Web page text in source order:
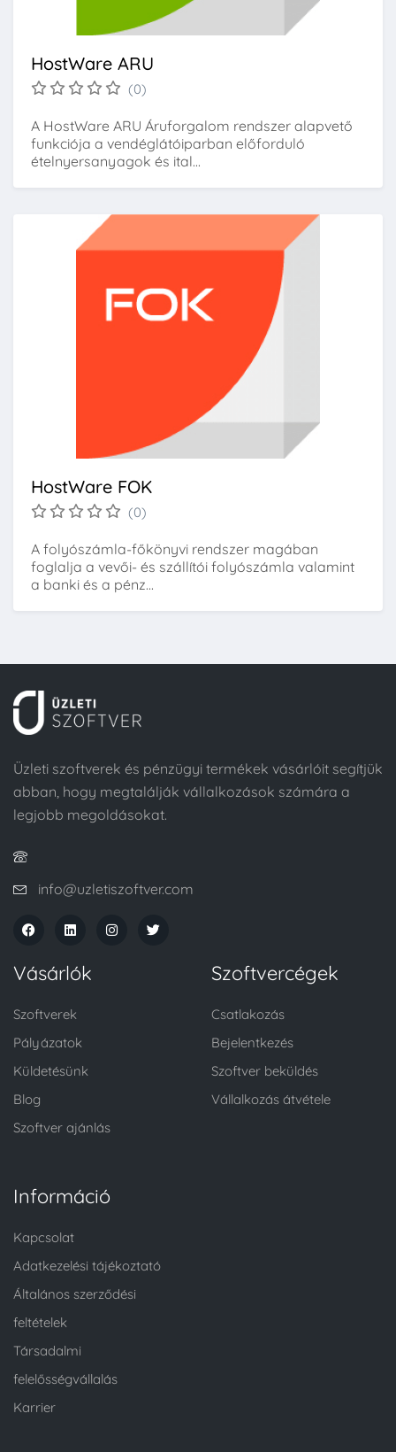
HostWare ARU
(0)
A HostWare ARU Áruforgalom rendszer alapvető
funkciója a vendéglátóiparban előforduló
ételnyersanyagok és ital...
HostWare FOK
(0)
A folyószámla-főkönyvi rendszer magában
foglalja a vevői- és szállítói folyószámla valamint
a banki és a pénz...
Üzleti szoftverek és pénzügyi termékek vásárlóit segítjük
abban, hogy megtalálják vállalkozások számára a
legjobb megoldásokat.
info@uzletiszoftver.com
Vásárlók
Szoftverek
Pályázatok
Küldetésünk
Blog
Szoftver ajánlás
Szoftvercégek
Csatlakozás
Bejelentkezés
Szoftver beküldés
Vállalkozás átvétele
Információ
Kapcsolat
Adatkezelési tájékoztató
Általános szerződési
feltételek
Társadalmi
felelősségvállalás
Karrier